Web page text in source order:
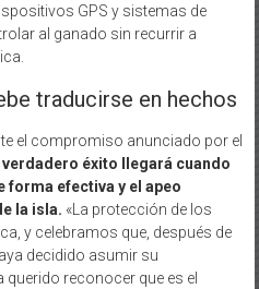
GPS y sistemas de
al ganado sin recurrir a
traducirse en hechos
el compromiso anunciado por el
verdadero éxito llegará cuando
forma efectiva y el apeo
la isla. «La protección de los
y celebramos que, después de
decidido asumir su
reconocer que es el